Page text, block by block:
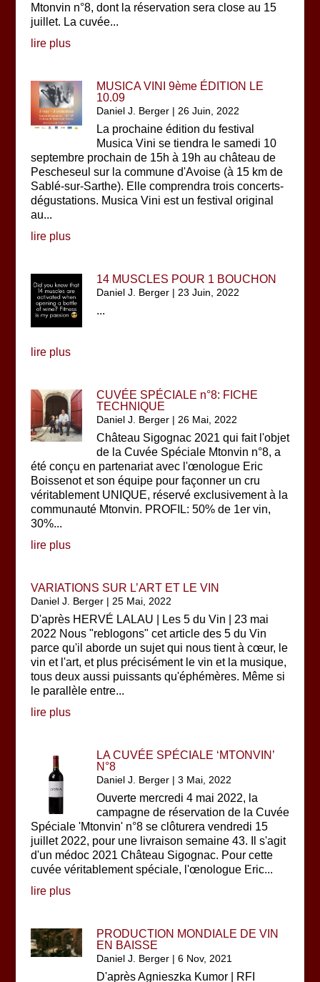
Mtonvin n°8, dont la réservation sera close au 15
juillet. La cuvée...
lire plus
MUSICA VINI 9ème ÉDITION LE
10.09
Daniel J. Berger | 26 Juin, 2022
La prochaine édition du festival
Musica Vini se tiendra le samedi 10
septembre prochain de 15h à 19h au château de
Pescheseul sur la commune d'Avoise (à 15 km de
Sablé-sur-Sarthe). Elle comprendra trois concerts-
dégustations. Musica Vini est un festival original
au...
lire plus
14 MUSCLES POUR 1 BOUCHON
Daniel J. Berger | 23 Juin, 2022
...
lire plus
CUVÉE SPÉCIALE n°8: FICHE
TECHNIQUE
Daniel J. Berger | 26 Mai, 2022
Château Sigognac 2021 qui fait l'objet
de la Cuvée Spéciale Mtonvin n°8, a
été conçu en partenariat avec l'œnologue Eric
Boissenot et son équipe pour façonner un cru
véritablement UNIQUE, réservé exclusivement à la
communauté Mtonvin. PROFIL: 50% de 1er vin,
30%...
lire plus
VARIATIONS SUR L’ART ET LE VIN
Daniel J. Berger| 25 Mai, 2022
D'après HERVÉ LALAU | Les 5 du Vin | 23 mai
2022 Nous "reblogons" cet article des 5 du Vin
parce qu'il aborde un sujet qui nous tient à cœur, le
vin et l'art, et plus précisément le vin et la musique,
tous deux aussi puissants qu'éphémères. Même si
le parallèle entre...
lire plus
LA CUVÉE SPÉCIALE ‘MTONVIN’
N°8
Daniel J. Berger |3 Mai, 2022
Ouverte mercredi 4 mai 2022, la
campagne de réservation de la Cuvée
Spéciale 'Mtonvin' n°8 se clôturera vendredi 15
juillet 2022, pour une livraison semaine 43. Il s'agit
d'un médoc 2021 Château Sigognac. Pour cette
cuvée véritablement spéciale, l'œnologue Eric...
lire plus
PRODUCTION MONDIALE DE VIN
EN BAISSE
Daniel J. Berger |6 Nov, 2021
D'après Agnieszka Kumor | RFI